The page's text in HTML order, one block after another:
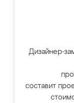
Дизайнер-
составит